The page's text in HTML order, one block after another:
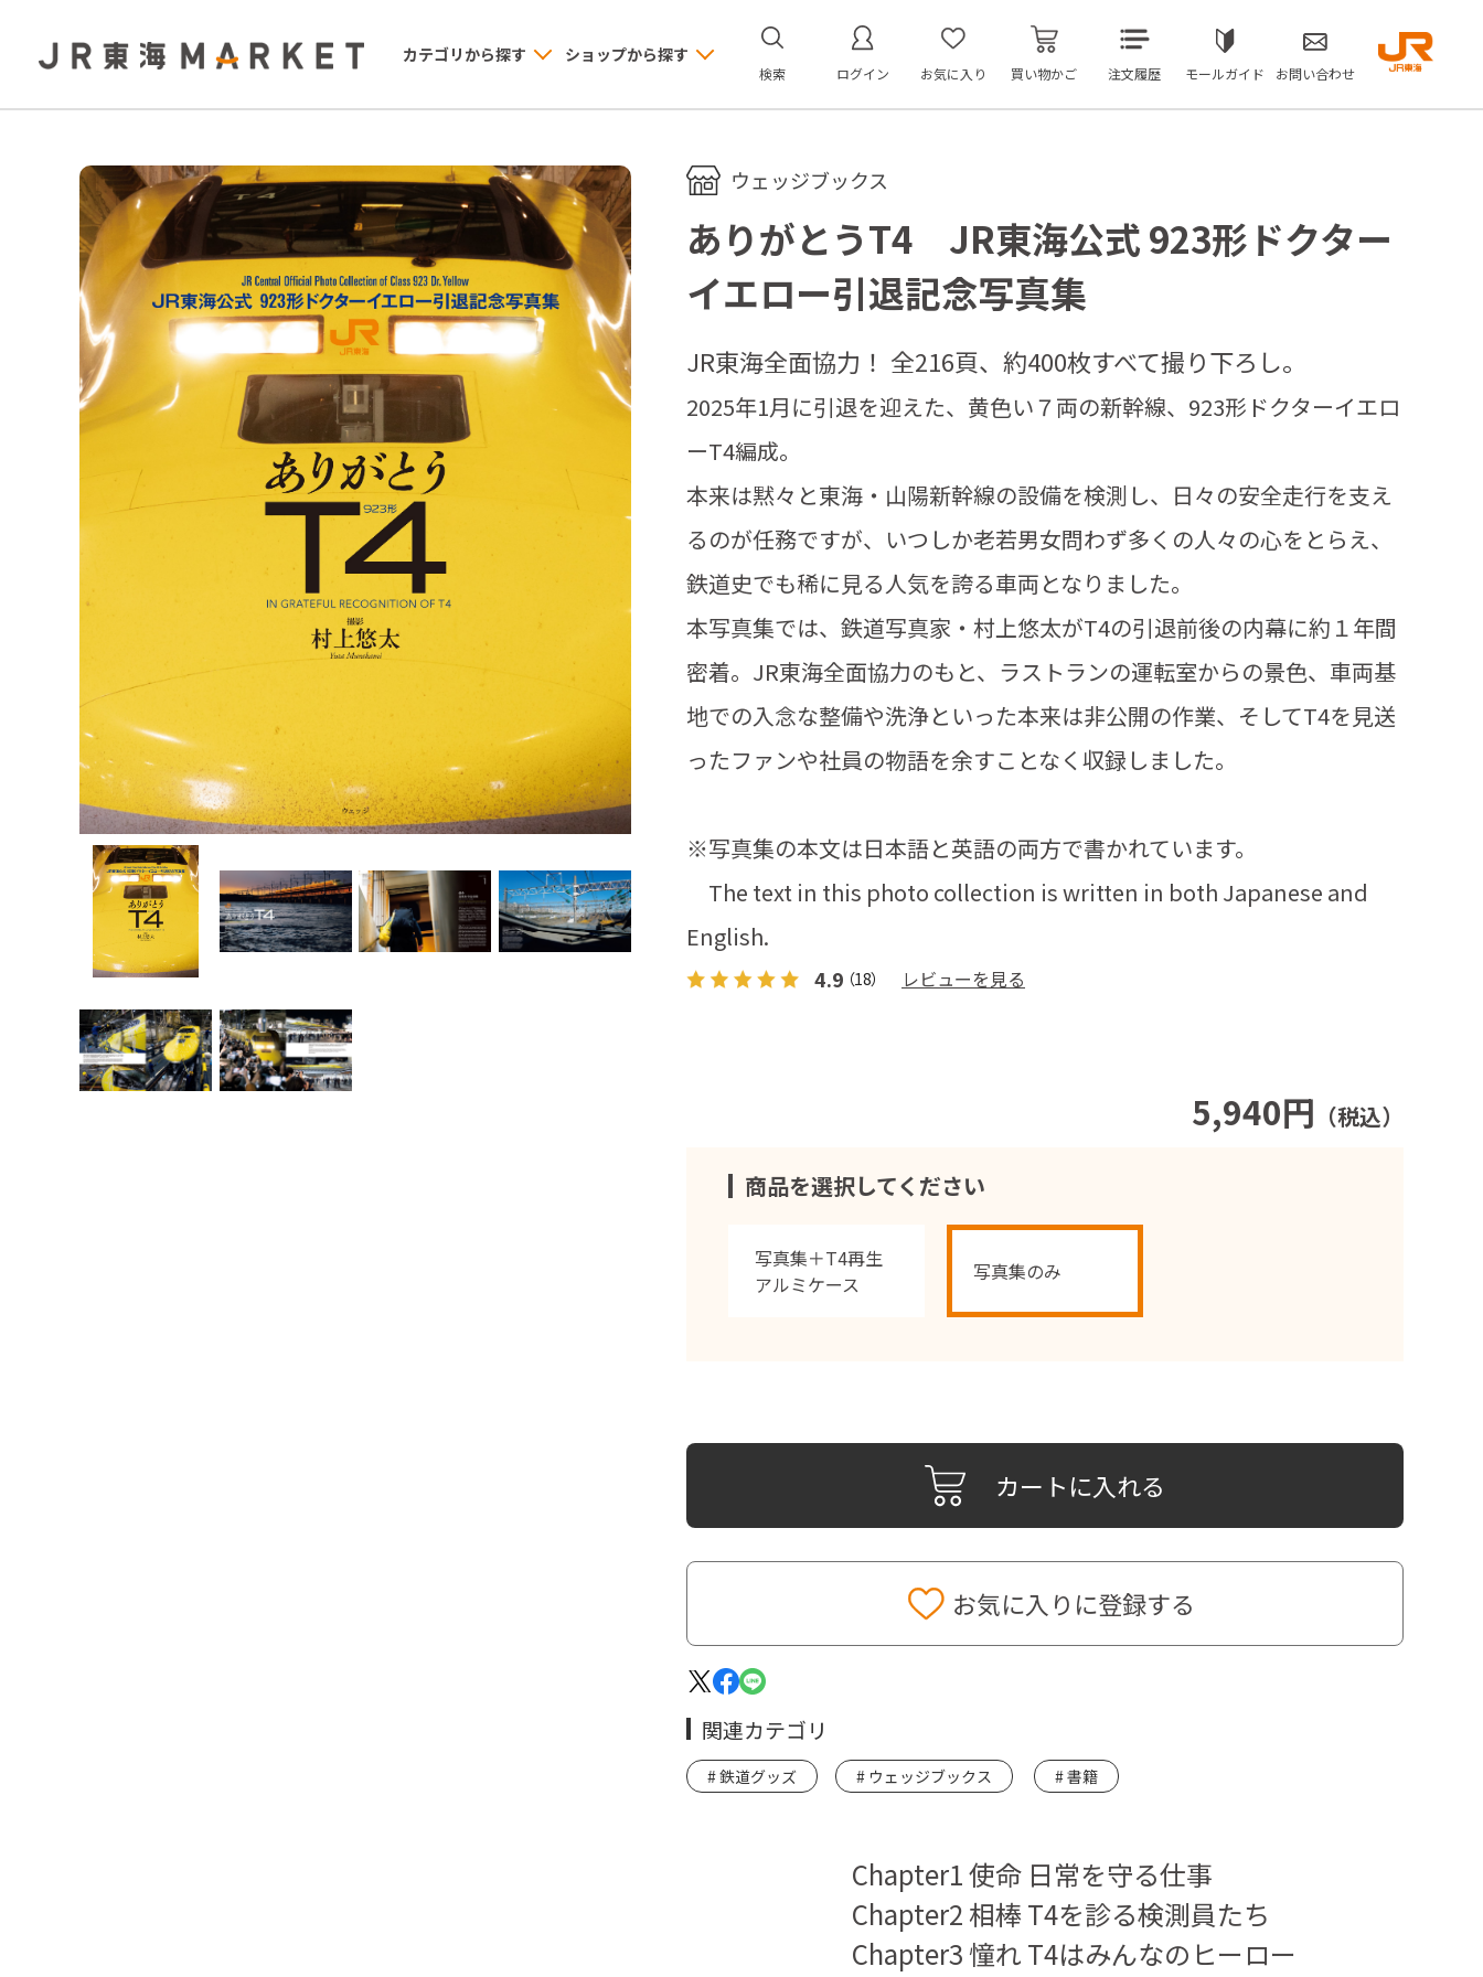
カテゴリから探す ショップから探す
検索 ログイン お気に入り 買い物かご 注文履歴 モールガイド お問い合わせ
ウェッジブックス
ありがとうT4 JR東海公式 923形ドクター
イエロー引退記念写真集
5,940円 （税込）
商品を選択してください
写真集＋T4再生
アルミケース
写真集のみ
カートに入れる
お気に入りに登録する
JR東海全面協力！ 全216頁、約400枚すべて撮り下ろし。
2025年1月に引退を迎えた、黄色い７両の新幹線、923形ドクターイエロ
ーT4編成。
本来は黙々と東海・山陽新幹線の設備を検測し、日々の安全走行を支え
るのが任務ですが、いつしか老若男女問わず多くの人々の心をとらえ、
鉄道史でも稀に見る人気を誇る車両となりました。
本写真集では、鉄道写真家・村上悠太がT4の引退前後の内幕に約１年間
密着。JR東海全面協力のもと、ラストランの運転室からの景色、車両基
地での入念な整備や洗浄といった本来は非公開の作業、そしてT4を見送
ったファンや社員の物語を余すことなく収録しました。
※写真集の本文は日本語と英語の両方で書かれています。
The text in this photo collection is written in both Japanese and
English.
4.9 （18） レビューを見る
関連カテゴリ
鉄道グッズ ウェッジブックス 書籍
Chapter1 使命 日常を守る仕事
Chapter2 相棒 T4を診る検測員たち
Chapter3 憧れ T4はみんなのヒーロー